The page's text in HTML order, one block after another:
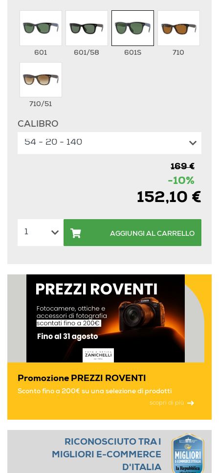
601 601/58 601S 710
710/51
CALIBRO
169 €
-10%
152,10 €
AGGIUNGI AL CARRELLO
Promozione PREZZI ROVENTI
Sconto fino a 200€ su una selezione di prodotti
scopri di più
RICONOSCIUTO TRA I
MIGLIORI E-COMMERCE
D'ITALIA